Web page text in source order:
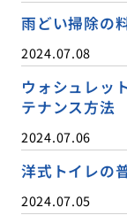
雨どい掃除の
2024.07.08
ウォシュレッ
テナンス方法
2024.07.06
洋式トイレの
2024.07.05